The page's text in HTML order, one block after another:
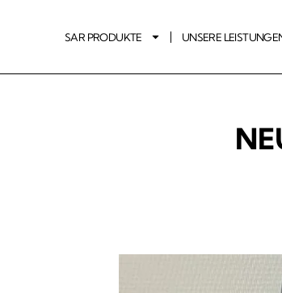
SAR PRODUKTE UNSERE